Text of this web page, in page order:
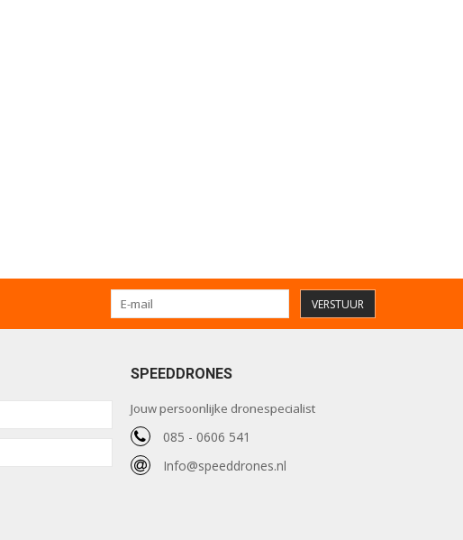
VERSTUUR
SPEEDDRONES
Jouw persoonlijke dronespecialist
085 - 0606 541
Info@speeddrones.nl